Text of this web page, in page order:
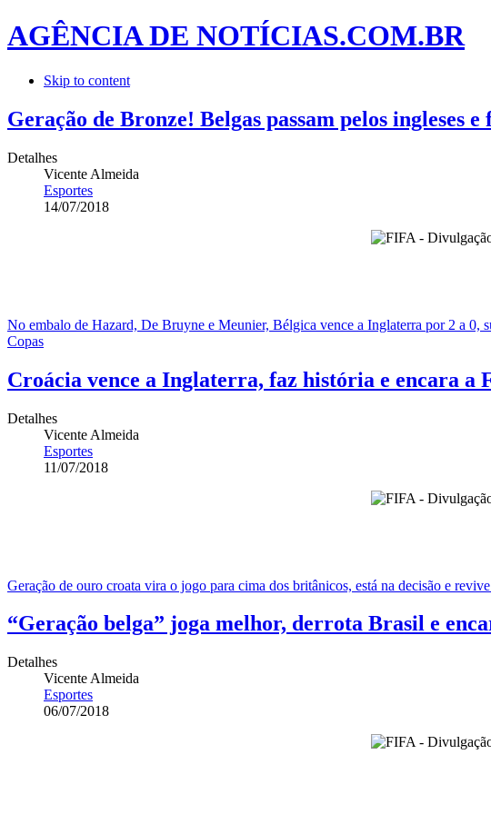
AGÊNCIA DE NOTÍCIAS.COM.BR
Skip to content
Geração de Bronze! Belgas passam pelos ingleses
Detalhes
Vicente Almeida
Esportes
14/07/2018
No embalo de Hazard, De Bruyne e Meunier, Bélgica vence a Inglaterra por 2 a 0,
Copas
Croácia vence a Inglaterra, faz história e encara a
Detalhes
Vicente Almeida
Esportes
11/07/2018
Geração de ouro croata vira o jogo para cima dos britânicos, está na decisão e
“Geração belga” joga melhor, derrota Brasil e
Detalhes
Vicente Almeida
Esportes
06/07/2018